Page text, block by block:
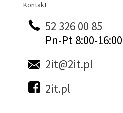
Kontakt
Kontakt
52 326 00 85
Pn-Pt 8:00-16:00
2it@2it.pl
2it.pl